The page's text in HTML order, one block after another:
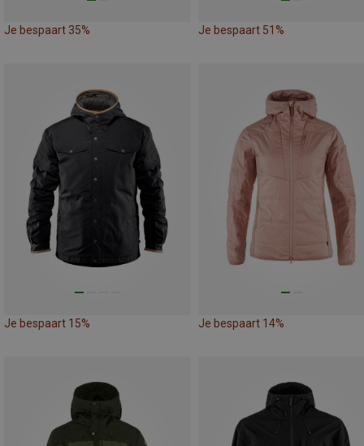
Je bespaart 35% Je bespaart 51%
Je bespaart 15% Je bespaart 14%